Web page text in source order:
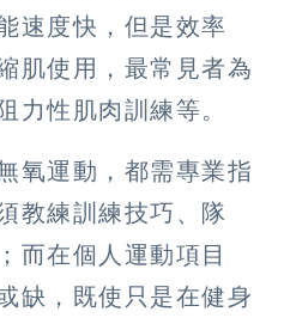
速度快，但是效率
肌使用，最常見者為
力性肌肉訓練等。
氧運動，都需專業指
教練訓練技巧、隊
而在個人運動項目
缺，既使只是在健身